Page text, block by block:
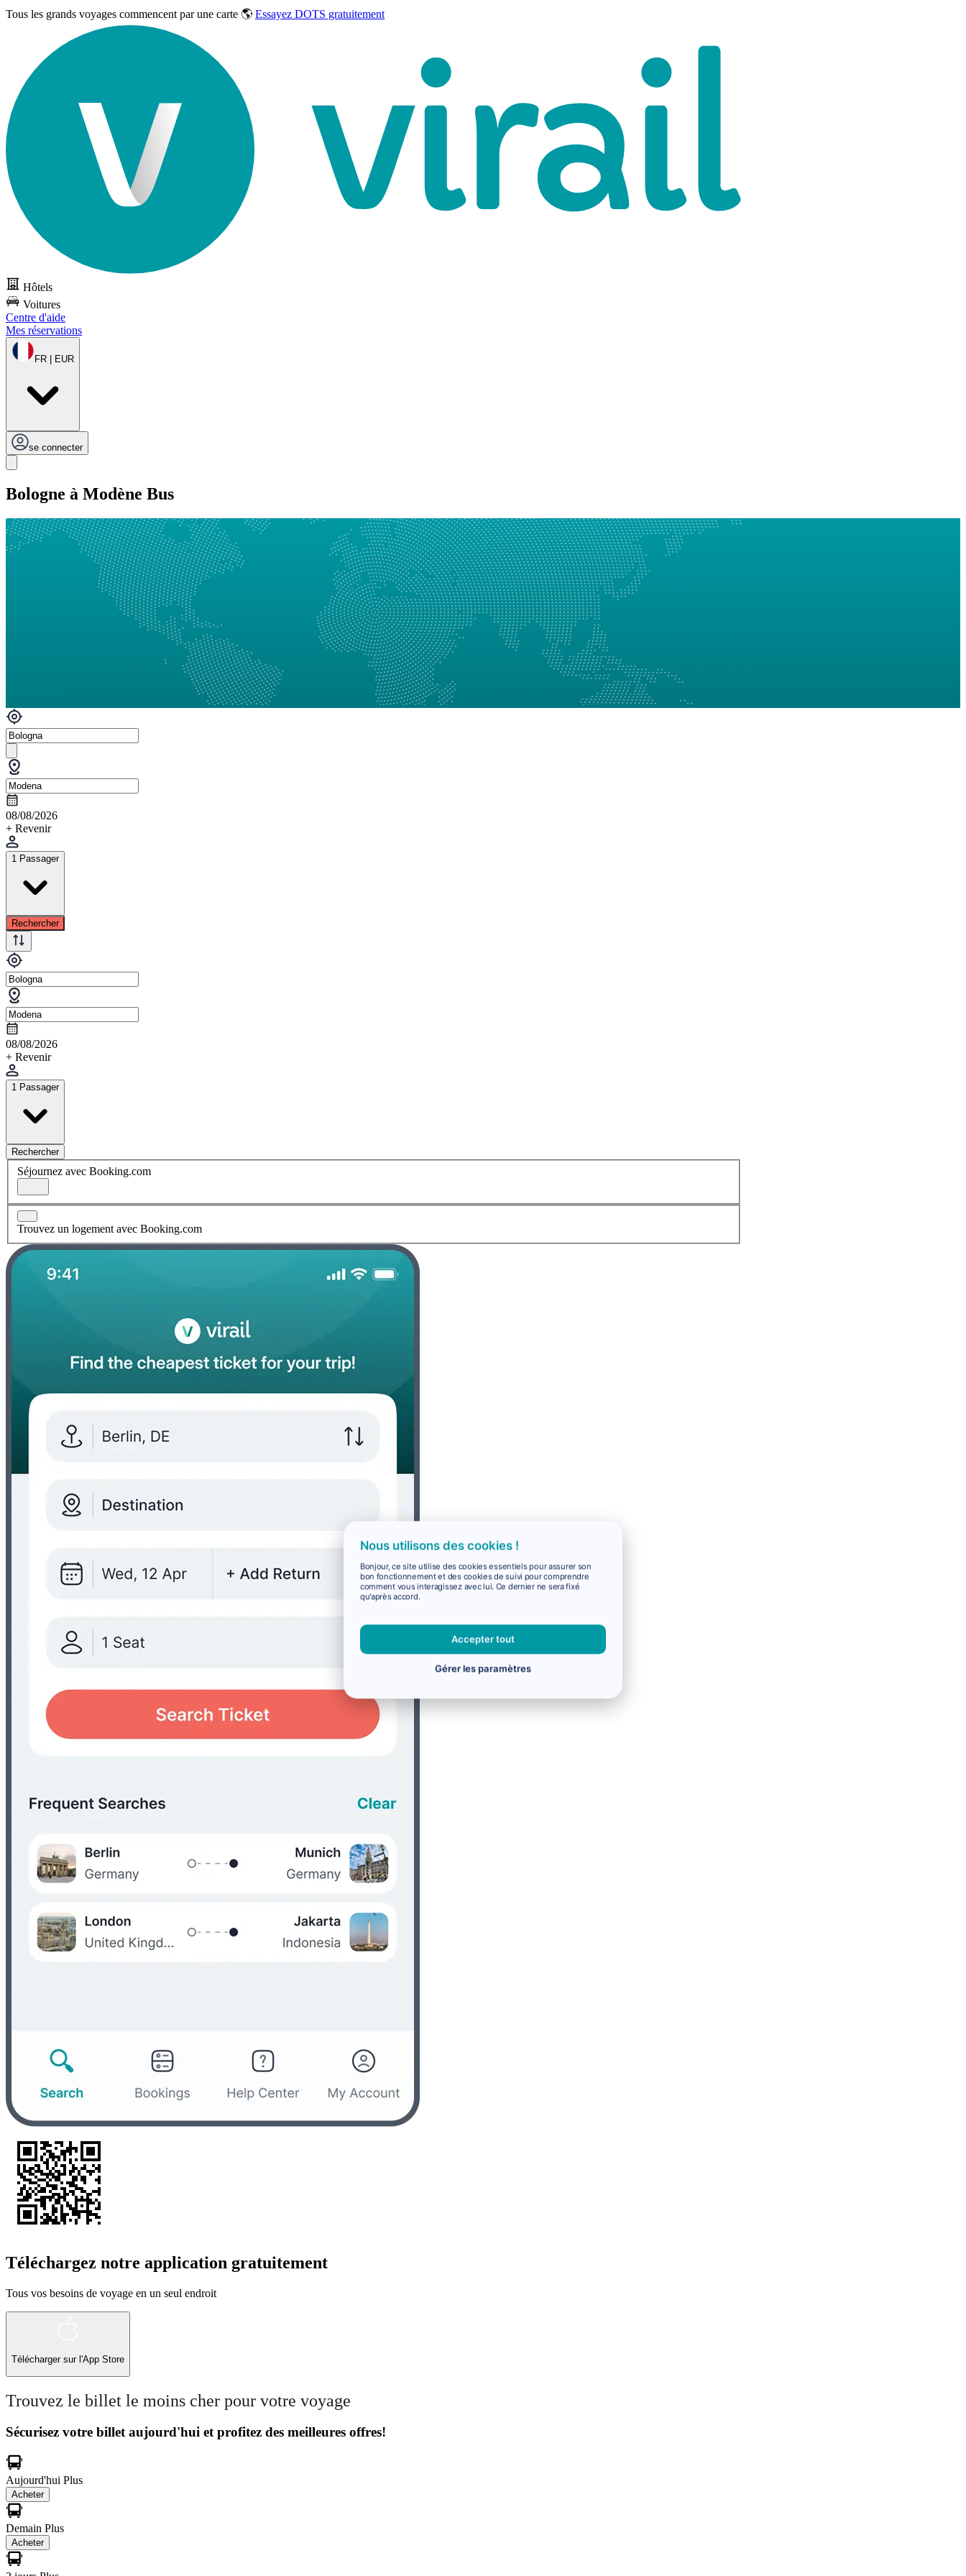
Tous les grands voyages commencent par une carte 🌎 Essayez DOTS gratuitement
Hôtels
Voitures
Centre d'aide
Mes réservations
FR | EUR
se connecter
Bologne à Modène Bus
08/08/2026
+ Revenir
1 Passager
Rechercher
08/08/2026
+ Revenir
1 Passager
Rechercher
Séjournez avec Booking.com
Trouvez un logement avec Booking.com
Téléchargez notre application gratuitement
Tous vos besoins de voyage en un seul endroit
Télécharger sur l'App Store
Trouvez le billet le moins cher pour votre voyage
Sécurisez votre billet aujourd'hui et profitez des meilleures offres!
Aujourd'hui Plus
Acheter
Demain Plus
Acheter
Nous utilisons des cookies !
Bonjour, ce site utilise des cookies essentiels pour assurer son
bon fonctionnement et des cookies de suivi pour comprendre
comment vous interagissez avec lui. Ce dernier ne sera fixé
qu'après accord.
Accepter tout
Gérer les paramètres